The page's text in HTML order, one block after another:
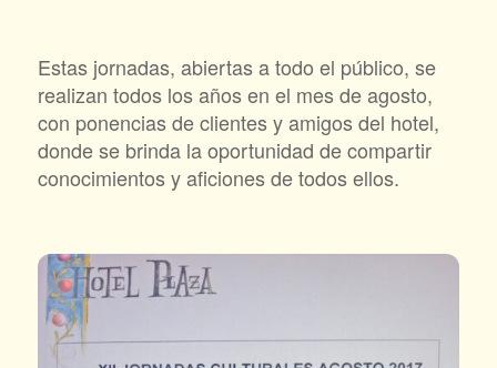
Estas jornadas, abiertas a todo el público, se
realizan todos los años en el mes de agosto,
con ponencias de clientes y amigos del hotel,
donde se brinda la oportunidad de compartir
conocimientos y aficiones de todos ellos.